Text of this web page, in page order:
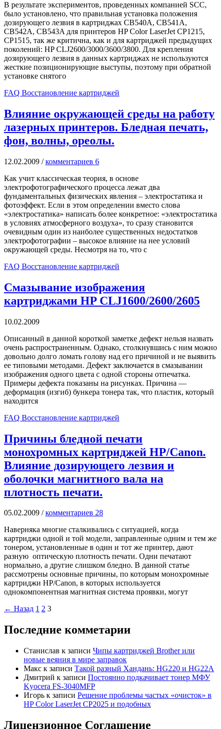
В результате экспериментов, проведенных компанией SCC,
было установлено, что правильная установка положения
дозирующего лезвия в картриджах CB540A, CB541A,
CB542A, CB543A для принтеров HP Color LaserJet CP1215,
CP1515, так же критична, как и для картриджей предыдущих
поколений: HP CLJ2600/3000/3600/3800. Для крепления
дозирующего лезвия в данных картриджах не используются
жесткие позиционирующие выступы, поэтому при обратной
установке снятого
FAQ Восстановление картриджей
Влияние окружающей среды на работу
лазерных принтеров. Бледная печать,
фон, волны, ореолы.
12.02.2009 /комментариев 6
Как учит классическая теория, в основе
электрофотографического процесса лежат два
фундаментальных физических явления – электростатика и
фотоэффект. Если в этом определении вместо слова
«электростатика» написать более конкретное: «электростатика
в условиях атмосферного воздуха», то сразу становится
очевидным один из наиболее существенных недостатков
электрофотографии – высокое влияние на нее условий
окружающей среды. Несмотря на то, что с
FAQ Восстановление картриджей
Смазывание изображения
картриджами HP CLJ1600/2600/2605
10.02.2009
Описанный в данной короткой заметке дефект нельзя назвать
очень распространенным. Однако, столкнувшись с ним можно
довольно долго ломать голову над его причиной и не выявить
ее типовыми методами. Дефект заключается в смазывании
изображения одного цвета с одной стороны отпечатка.
Примеры дефекта показаны на рисунках. Причина —
деформация (изгиб) бункера тонера так, что пластик, который
находится
FAQ Восстановление картриджей
Причины бледной печати
монохромных картриджей HP/Canon.
Влияние дозирующего лезвия и
оболочки магнитного вала на
плотность печати.
05.02.2009 /комментариев 28
Наверняка многие сталкивались с ситуацией, когда
картриджи одной и той модели, заправленные одним и тем же
тонером, установленные в один и тот же принтер, дают
разную оптическую плотность печати. Одни печатают
нормально, а другие слишком бледно. В данной статье
рассмотрены основные причины, по которым монохромные
картриджи HP/Canon, в которых используется
однокомпонентная магнитная система проявки, могут
← Назад 1 2 3
Последние комметарии
Станислав к записи Чипы картриджей Brother или
новые веяния в мире заправок
Макс к записи Такой разный Хандань: HG220 и HG22A
Дмитрий к записи Постоянно подкачивает тонер МФУ
Kyocera FS-3040MFP
Игорь к записи Решение проблемы частых «очисток» в
HP Color LaserJet CP2025 и подобных
Лицензионное Соглашение